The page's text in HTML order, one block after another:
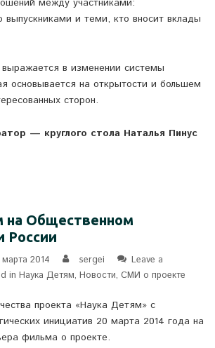
выпускниками и теми, кто вносит вклады
в изменении системы
основывается на открытости и большем
сторон.
— круглого стола Наталья Пинус
на Общественном
России
2014 sergei
Leave a
in Наука Детям, Новости, СМИ о проекте
проекта «Наука Детям» с
инициатив 20 марта 2014 года на
фильма о проекте.